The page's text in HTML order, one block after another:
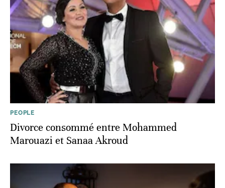
PEOPLE
Divorce consommé entre Mohammed
Marouazi et Sanaa Akroud